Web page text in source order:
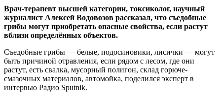
Врач-терапевт высшей категории, токсиколог, научный
журналист Алексей Водовозов рассказал, что съедобные
грибы могут приобретать опасные свойства, если растут
вблизи определённых объектов.
Съедобные грибы — белые, подосиновики, лисички — могут
быть причиной отравления, если рядом с лесом, где они
растут, есть свалка, мусорный полигон, склад горюче-
смазочных материалов, автомойка, поделился эксперт в
интервью Радио Sputnik.